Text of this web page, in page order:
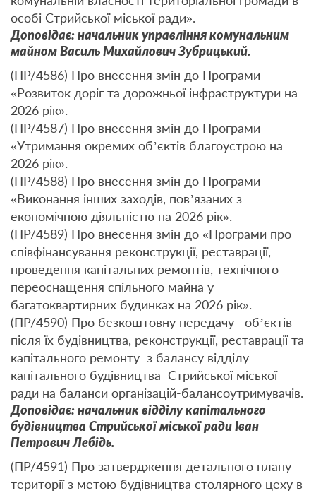
особі Стрийської міської ради».
Доповідає: начальник управління комунальним
майном Василь Михайлович Зубрицький.
(ПР/4586) Про внесення змін до Програми
«Розвиток доріг та дорожньої інфраструктури на
2026 рік».
(ПР/4587) Про внесення змін до Програми
«Утримання окремих об’єктів благоустрою на
2026 рік».
(ПР/4588) Про внесення змін до Програми
«Виконання інших заходів, пов’язаних з
економічною діяльністю на 2026 рік».
(ПР/4589) Про внесення змін до «Програми про
співфінансування реконструкції, реставрації,
проведення капітальних ремонтів, технічного
переоснащення спільного майна у
багатоквартирних будинках на 2026 рік».
(ПР/4590) Про безкоштовну передачу об’єктів
після їх будівництва, реконструкції, реставрації та
капітального ремонту з балансу відділу
капітального будівництва Стрийської міської
ради на баланси організацій-балансоутримувачів.
Доповідає: начальник відділу капітального
будівництва Стрийської міської ради Іван
Петрович Лебідь.
(ПР/4591) Про затвердження детального плану
території з метою будівництва столярного цеху в